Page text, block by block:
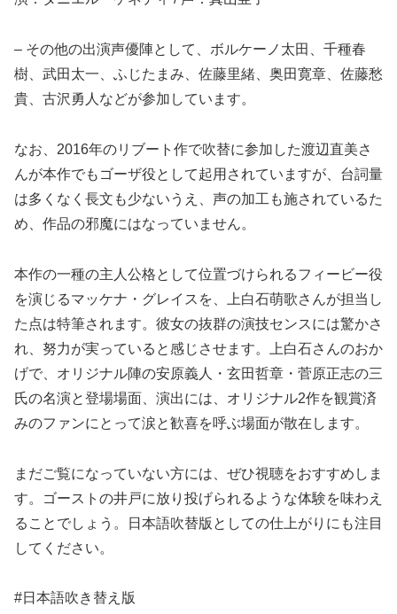
– その他の出演声優陣として、ボルケーノ太田、千種春
樹、武田太一、ふじたまみ、佐藤里緒、奥田寛章、佐藤愁
貴、古沢勇人などが参加しています。
なお、2016年のリブート作で吹替に参加した渡辺直美さ
んが本作でもゴーザ役として起用されていますが、台詞量
は多くなく長文も少ないうえ、声の加工も施されているた
め、作品の邪魔にはなっていません。
本作の一種の主人公格として位置づけられるフィービー役
を演じるマッケナ・グレイスを、上白石萌歌さんが担当し
た点は特筆されます。彼女の抜群の演技センスには驚かさ
れ、努力が実っていると感じさせます。上白石さんのおか
げで、オリジナル陣の安原義人・玄田哲章・菅原正志の三
氏の名演と登場場面、演出には、オリジナル2作を観賞済
みのファンにとって涙と歓喜を呼ぶ場面が散在します。
まだご覧になっていない方には、ぜひ視聴をおすすめしま
す。ゴーストの井戸に放り投げられるような体験を味わえ
ることでしょう。日本語吹替版としての仕上がりにも注目
してください。
#日本語吹き替え版